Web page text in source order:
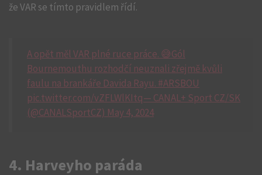
že VAR se tímto pravidlem řídí.
A opět měl VAR plné ruce práce. 😅Gól
Bournemouthu rozhodčí neuznali zřejmě kvůli
faulu na brankáře Davida Rayu. #ARSBOU
pic.twitter.com/vZFLWlKItq— CANAL+ Sport CZ/SK
(@CANALSportCZ) May 4, 2024
4. Harveyho paráda